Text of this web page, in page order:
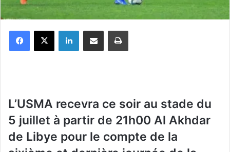
L’USMA recevra ce soir au stade du
5 juillet à partir de 21h00 Al Akhdar
de Libye pour le compte de la